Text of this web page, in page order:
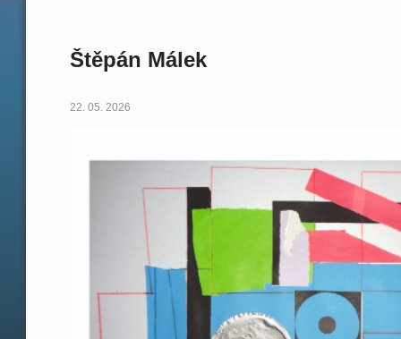
Štěpán Málek
22. 05. 2026